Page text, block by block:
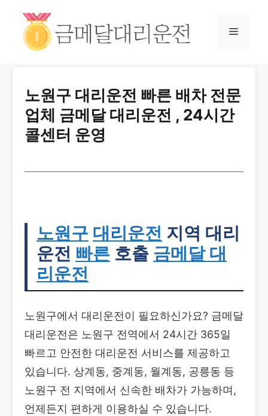
노원구 대리운전 빠른 배차 전문
업체 금메달 대리운전 , 24시간
콜센터 운영
노원구 대리운전 지역 대리
운전 빠른 호출 금메달 대
리운전
노원구에서 대리운전이 필요하신가요? 금메달
대리운전은 노원구 전역에서 24시간 365일
빠르고 안전한 대리운전 서비스를 제공하고
있습니다. 상계동, 중계동, 월계동, 공릉동 등
노원구 전 지역에서 신속한 배차가 가능하며,
언제든지 편하게 이용하실 수 있습니다.